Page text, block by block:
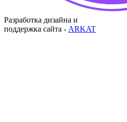
Разработка дизайна и
поддержка сайта - ARKAT